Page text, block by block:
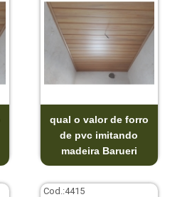
qual o valor de forro
de pvc imitando
madeira Barueri
Cod.:4415